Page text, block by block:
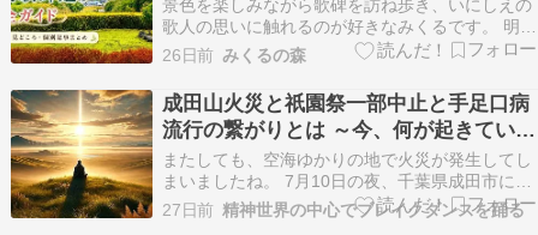
景色を楽しみながら歌碑を訪ね歩き、いにしえの
歌人の思いに触れるのが好きなみくるです。 明日
香村には、万葉集ゆかりの地に40基の万葉歌碑が
建てられています。飛鳥川沿いや史跡、公園、寺
院などに点在し、それぞれの歌が詠まれた場所で
万葉の世界を感じられるのが魅力です。 私は現在
40基を…
26日前 みくるの森
成田山火災と祇園祭一部中止と手足口病
流行の繋がりとは ～今、何が起きている
のか～
またしても、空海ゆかりの地で火災が発生してし
まいましたね。 7月10日の夜、千葉県成田市にあ
る成田山新勝寺の参道沿いで、老舗うなぎ店「駿
河屋」から火災が発生しました。 当時は営業中で
27日前 精神世界の中心でブレイクダンスを踊る